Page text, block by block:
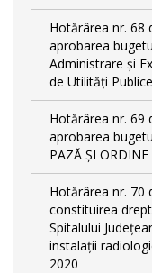
Hotărârea nr. 68
aprobarea
Administrare și
de Utilități
Hotărârea nr. 69
aprobarea
PAZĂ ȘI
Hotărârea nr. 70
constituirea
Spitalului
instalații
2020